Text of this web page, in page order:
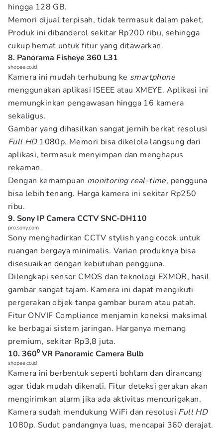
hingga 128 GB.
Memori dijual terpisah, tidak termasuk dalam paket.
Produk ini dibanderol sekitar Rp200 ribu, sehingga
cukup hemat untuk fitur yang ditawarkan.
8. Panorama Fisheye 360 L31
shopee.co.id
Kamera ini mudah terhubung ke smartphone
menggunakan aplikasi ISEEE atau XMEYE. Aplikasi ini
memungkinkan pengawasan hingga 16 kamera
sekaligus.
Gambar yang dihasilkan sangat jernih berkat resolusi
Full HD1080p. Memori bisa dikelola langsung dari
aplikasi, termasuk menyimpan dan menghapus
rekaman.
Dengan kemampuan monitoring real-time, pengguna
bisa lebih tenang. Harga kamera ini sekitar Rp250
ribu.
9. Sony IP Camera CCTV SNC-DH110
pro.sony.com
Sony menghadirkan CCTV stylish yang cocok untuk
ruangan bergaya minimalis. Varian produknya bisa
disesuaikan dengan kebutuhan pengguna.
Dilengkapi sensor CMOS dan teknologi EXMOR, hasil
gambar sangat tajam. Kamera ini dapat mengikuti
pergerakan objek tanpa gambar buram atau patah.
Fitur ONVIF Compliance menjamin koneksi maksimal
ke berbagai sistem jaringan. Harganya memang
premium, sekitar Rp3,8 juta.
10. 360⁰ VR Panoramic Camera Bulb
shopee.co.id
Kamera ini berbentuk seperti bohlam dan dirancang
agar tidak mudah dikenali. Fitur deteksi gerakan akan
mengirimkan alarm jika ada aktivitas mencurigakan.
Kamera sudah mendukung WiFi dan resolusi Full HD
1080p. Sudut pandangnya luas, mencapai 360 derajat.